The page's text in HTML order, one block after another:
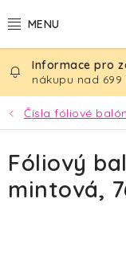
na
BALÓNKY
PÁRTY DEKORACE
PÁRTY DOPLŇKY
TÉMATA
nákupu nad 699
Čísla fóliové
Fóliový
mintová,